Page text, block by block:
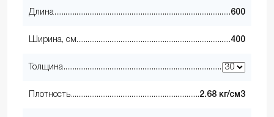
Длина 600
Ширина, см 400
Толщина
Плотность 2.68 кг/см3